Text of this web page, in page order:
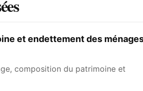
et endettement des
composition du patrimoine et